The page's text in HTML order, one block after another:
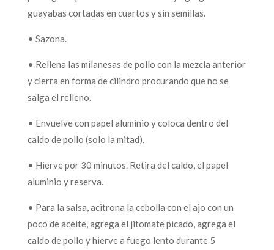
guayabas cortadas en cuartos y sin semillas.
• Sazona.
• Rellena las milanesas de pollo con la mezcla anterior
y cierra en forma de cilindro procurando que no se
salga el relleno.
• Envuelve con papel aluminio y coloca dentro del
caldo de pollo (solo la mitad).
• Hierve por 30 minutos. Retira del caldo, el papel
aluminio y reserva.
• Para la salsa, acitrona la cebolla con el ajo con un
poco de aceite, agrega el jitomate picado, agrega el
caldo de pollo y hierve a fuego lento durante 5